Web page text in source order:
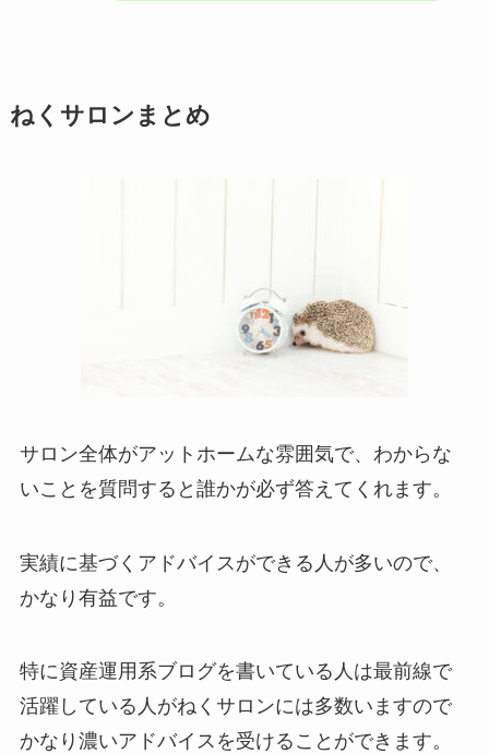
ねくサロンまとめ
サロン全体がアットホームな雰囲気で、わからな
いことを質問すると誰かが必ず答えてくれます。
実績に基づくアドバイスができる人が多いので、
かなり有益です。
特に資産運用系ブログを書いている人は最前線で
活躍している人がねくサロンには多数いますので
かなり濃いアドバイスを受けることができます。